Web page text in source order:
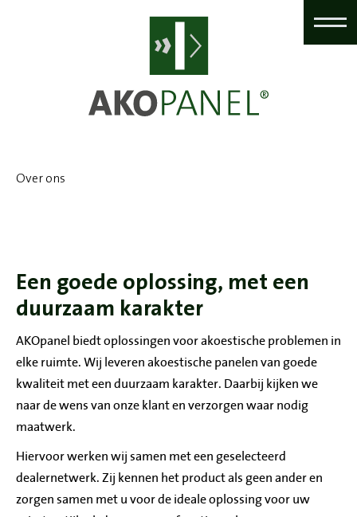
Over ons
Een goede oplossing, met een
duurzaam karakter
AKOpanel biedt oplossingen voor akoestische problemen in
elke ruimte. Wij leveren akoestische panelen van goede
kwaliteit met een duurzaam karakter. Daarbij kijken we
naar de wens van onze klant en verzorgen waar nodig
maatwerk.
Hiervoor werken wij samen met een geselecteerd
dealernetwerk. Zij kennen het product als geen ander en
zorgen samen met u voor de ideale oplossing voor uw